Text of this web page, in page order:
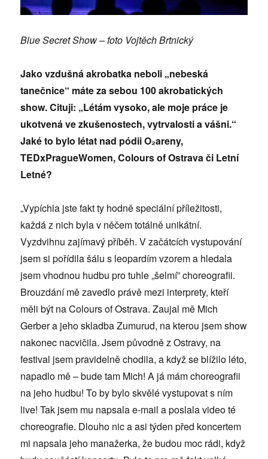
Blue Secret Show – foto Vojtěch Brtnický
Jako vzdušná akrobatka neboli „nebeská
tanečnice“ máte za sebou 100 akrobatických
show. Cituji: „Létám vysoko, ale moje práce je
ukotvená ve zkušenostech, vytrvalosti a vášni.“
Jaké to bylo létat nad pódii O₂areny,
TEDxPragueWomen, Colours of Ostrava či Letní
Letné?
„Vypíchla jste fakt ty hodně speciální příležitosti,
každá z nich byla v něčem totálně unikátní.
Vyzdvihnu zajímavý příběh. V začátcích vystupování
jsem si pořídila šálu s leopardím vzorem a hledala
jsem vhodnou hudbu pro tuhle „šelmí” choreografii.
Brouzdání mě zavedlo právě mezi interprety, kteří
měli být na Colours of Ostrava. Zaujal mě Mich
Gerber a jeho skladba Zumurud, na kterou jsem show
nakonec nacvičila. Jsem původně z Ostravy, na
festival jsem pravidelně chodila, a když se blížilo léto,
napadlo mě – bude tam Mich! A já mám choreografii
na jeho hudbu! To by bylo skvělé vystupovat s ním
live! Tak jsem mu napsala e-mail a poslala video té
choreografie. Dlouho nic a asi týden před koncertem
mi napsala jeho manažerka, že budou moc rádi, když